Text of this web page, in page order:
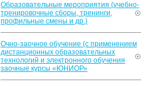
Образовательные мероприятия (учебно-
тренировочные сборы, тренинги,
профильные смены и др.)
Очно-заочное обучение (с применением
дистанционных образовательных
технологий и электронного обучения
заочные курсы «ЮНИОР»